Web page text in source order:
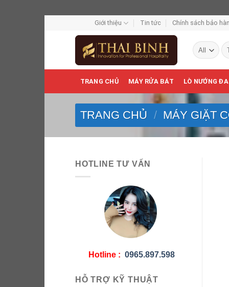
Giới thiệu Tin tức Chính sách bảo
Tìm
TRANG CHỦ MÁY RỬA BÁT LÒ NƯỚNG
TRANG CHỦ / MÁY GIẶT
HOTLINE TƯ VẤN
Hotline :0965.897.598
HỖ TRỢ KỸ THUẬT